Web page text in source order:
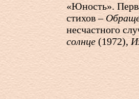
«Юность».
стихов –
несчастного
солнце (1972),